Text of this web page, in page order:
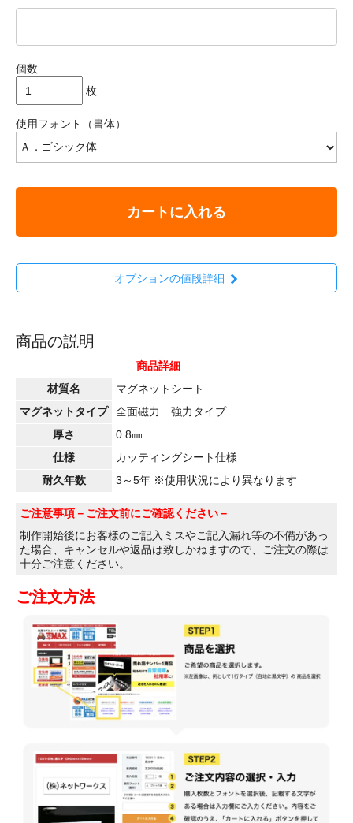
個数
枚
使用フォント（書体）
カートに入れる
オプションの値段詳細
商品の説明
商品詳細
材質名
マグネットシート
マグネットタイプ
全面磁力 強力タイプ
厚さ
0.8㎜
仕様
カッティングシート仕様
耐久年数
3～5年 ※使用状況により異なります
ご注意事項 －ご注文前にご確認ください－
制作開始後にお客様のご記入ミスやご記入漏れ等の不備があっ
た場合、キャンセルや返品は致しかねますので、ご注文の際は
十分ご注意ください。
ご注文方法